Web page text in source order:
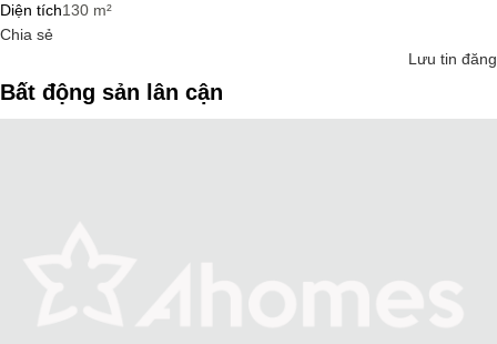
Diện tích130 m²
Chia sẻ
Lưu tin đăng
Bất động sản lân cận